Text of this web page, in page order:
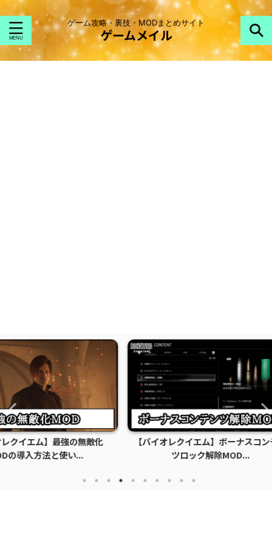
ゲーム攻略・裏技・MODまとめサイト
ゲームメイル
無敵化
【バイオレクイエム】ボーナスコンテン
ツロック解除MOD...
【バイオ